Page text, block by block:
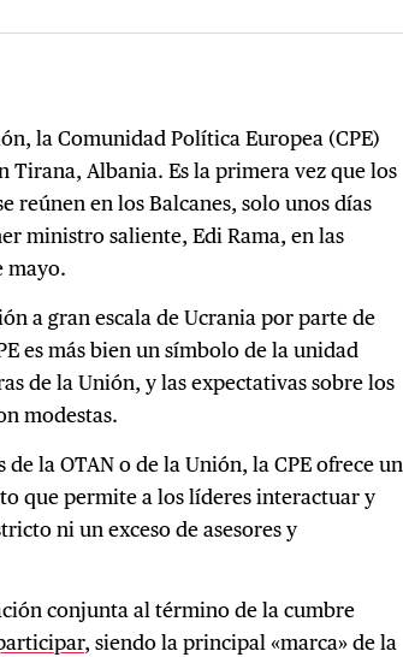
la Comunidad Política Europea (CPE)
Tirana, Albania. Es la primera vez que los
reúnen en los Balcanes, solo unos días
ministro saliente, Edi Rama, en las
mayo.
a gran escala de Ucrania por parte de
es más bien un símbolo de la unidad
de la Unión, y las expectativas sobre los
modestas.
la OTAN o de la Unión, la CPE ofrece un
que permite a los líderes interactuar y
ni un exceso de asesores y
conjunta al término de la cumbre
, siendo la principal «marca» de la